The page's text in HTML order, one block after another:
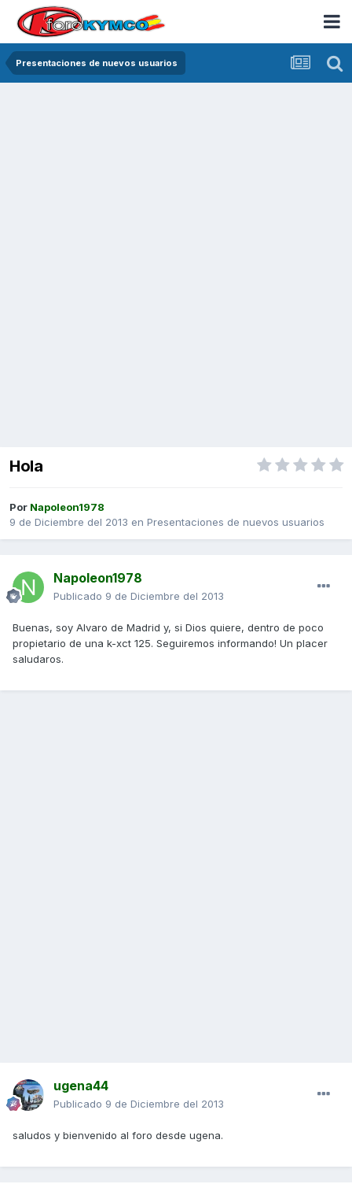
Presentaciones de nuevos usuarios
Hola
Por Napoleon1978
9 de Diciembre del 2013 en Presentaciones de nuevos usuarios
Napoleon1978
Publicado 9 de Diciembre del 2013
Buenas, soy Alvaro de Madrid y, si Dios quiere, dentro de poco
propietario de una k-xct 125. Seguiremos informando! Un placer
saludaros.
ugena44
Publicado 9 de Diciembre del 2013
saludos y bienvenido al foro desde ugena.